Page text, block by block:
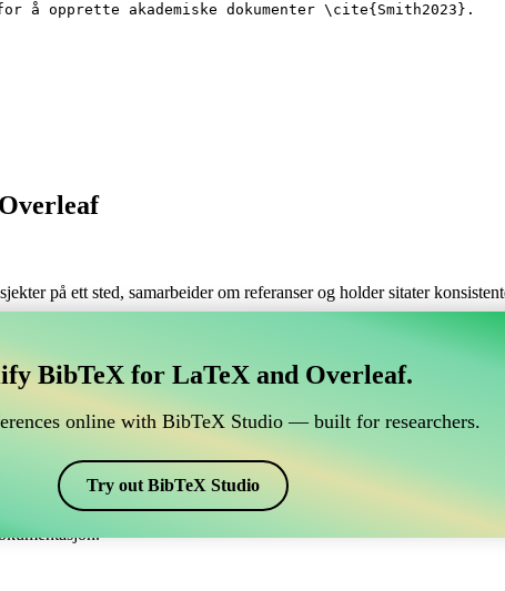
opprette akademiske dokumenter \cite{ Smith2023 }.
på ett sted, samarbeider om referanser og holder sitater
BibTeX-referanse, som kobles til Overleaf?
referanse, som kobles til Overleaf?”
siteringer og bibliografi i Overleaf, kan CiteDrive være perfekt!
letter. Så hvis du ser etter en enkel måte å håndtere din
BibTeX for LaTeX and Overleaf.
online with BibTeX Studio — built for researchers.
Try out BibTeX Studio